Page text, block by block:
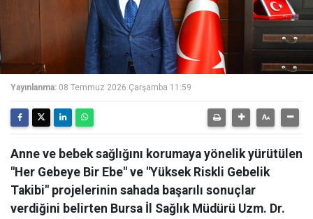
Yayınlanma: 08 Temmuz 2026 Çarşamba 11:59
Anne ve bebek sağlığını korumaya yönelik yürütülen
"Her Gebeye Bir Ebe" ve "Yüksek Riskli Gebelik
Takibi" projelerinin sahada başarılı sonuçlar
verdiğini belirten Bursa İl Sağlık Müdürü Uzm. Dr.